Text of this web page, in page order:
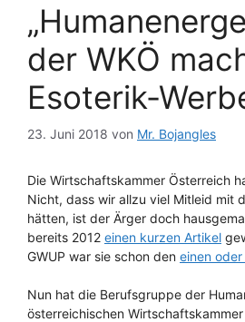
der WKÖ
Esoterik-
23. Juni 2018 von Mr. Bojangles
Die Wirtschaftskammer Österreich
Nicht, dass wir allzu viel Mitleid mit
hätten, ist der Ärger doch
bereits 2012 einen kurzen Artikel
GWUP war sie schon den einen
Nun hat die Berufsgruppe der
österreichischen